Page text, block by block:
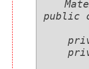
public